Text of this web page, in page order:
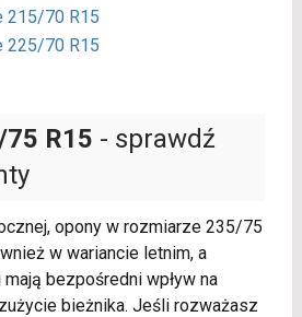
215/70 R15
225/70 R15
R15 - sprawdź
opony w rozmiarze 235/75
w wariancie letnim, a
bezpośredni wpływ na
bieżnika. Jeśli rozważasz